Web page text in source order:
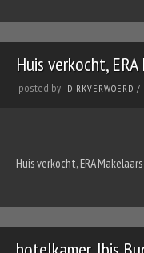
Huis verkocht,
posted by DIRKVERWOERD /
Huis verkocht, ERA Makelaars